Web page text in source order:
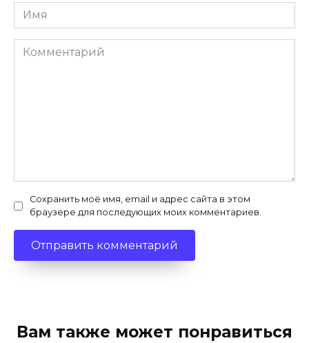
Имя
*
Комментарий
Сохранить моё имя, email и адрес сайта в этом
браузере для последующих моих комментариев.
Вам также может понравиться